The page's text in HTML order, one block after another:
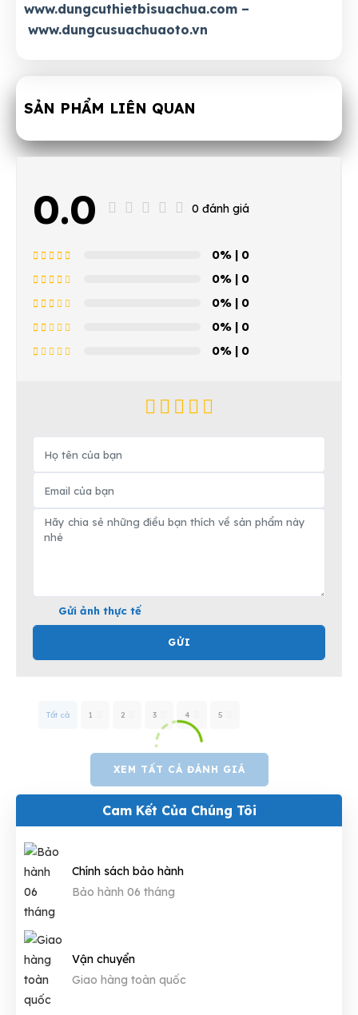
www.dungcuthietbisuachua.com –
www.dungcusuachuaoto.vn
SẢN PHẨM LIÊN QUAN
0.0 0 đánh giá
0% | 0
0% | 0
0% | 0
0% | 0
0% | 0
Gửi ảnh thực tế
GỬI
Tất cả 1 2 3 4 5
XEM TẤT CẢ ĐÁNH GIÁ
Cam Kết Của Chúng Tôi
Chính sách bảo hành
Bảo hành 06 tháng
Vận chuyển
Giao hàng toàn quốc